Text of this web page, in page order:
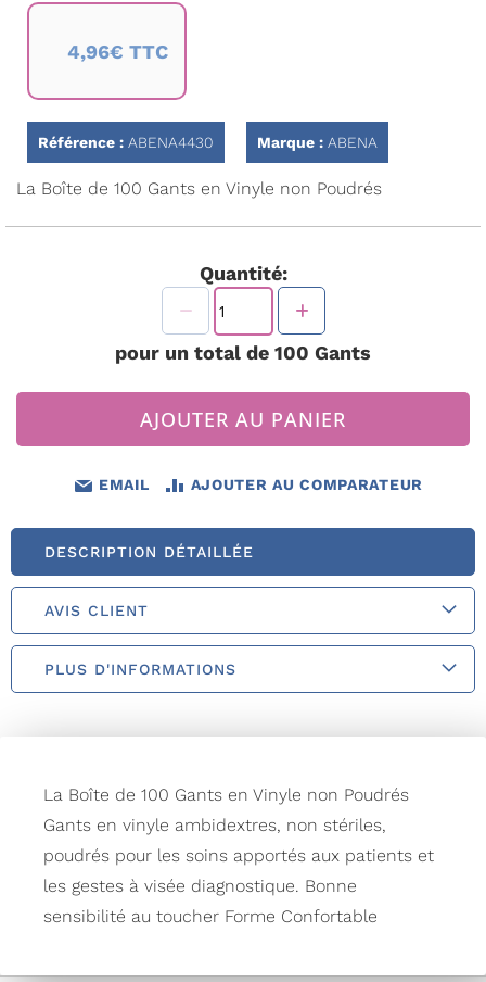
Passer
la
Galerie
d’images
4,96€ TTC
Référence : ABENA4430 Marque : ABENA
La Boîte de 100 Gants en Vinyle non Poudrés
Quantité:
pour un total de 100 Gants
AJOUTER AU PANIER
EMAIL AJOUTER AU COMPARATEUR
DESCRIPTION DÉTAILLÉE
AVIS CLIENT
PLUS D'INFORMATIONS
La Boîte de 100 Gants en Vinyle non Poudrés
Gants en vinyle ambidextres, non stériles,
poudrés pour les soins apportés aux patients et
les gestes à visée diagnostique. Bonne
sensibilité au toucher Forme Confortable